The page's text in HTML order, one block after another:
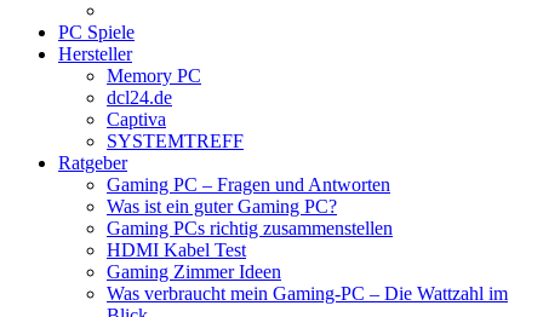
PC Spiele
Hersteller
Memory PC
dcl24.de
Captiva
SYSTEMTREFF
Ratgeber
Gaming PC – Fragen und Antworten
Was ist ein guter Gaming PC?
Gaming PCs richtig zusammenstellen
HDMI Kabel Test
Gaming Zimmer Ideen
Was verbraucht mein Gaming-PC – Die Wattzahl im